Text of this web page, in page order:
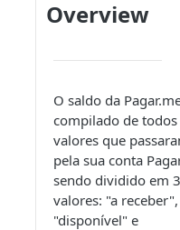
Overview
O saldo da
compilado de todos
valores que
pela sua conta
sendo dividido em 3
valores: "a receber",
"disponível" e